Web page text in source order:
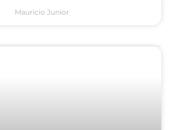
Mauricio Junior